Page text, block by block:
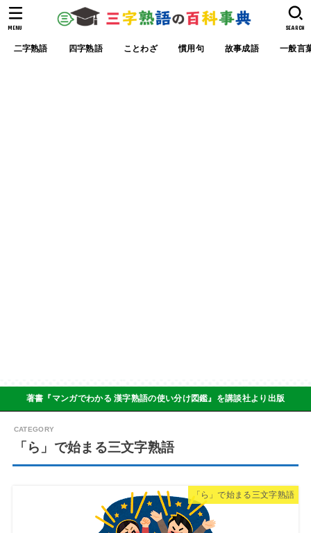
二字熟語 四字熟語 ことわざ 慣用句 故事成語 一般言
SEARCH
MENU
著書『マンガでわかる 漢字熟語の使い分け図鑑』を講談社より出版
「ら」で始まる三文字熟語
「ら」で始まる三文字熟語